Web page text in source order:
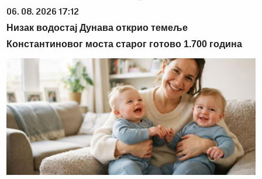
06. 08. 2026 17:12
Низак водостај Дунава открио темеље
Константиновог моста старог готово 1.700 година